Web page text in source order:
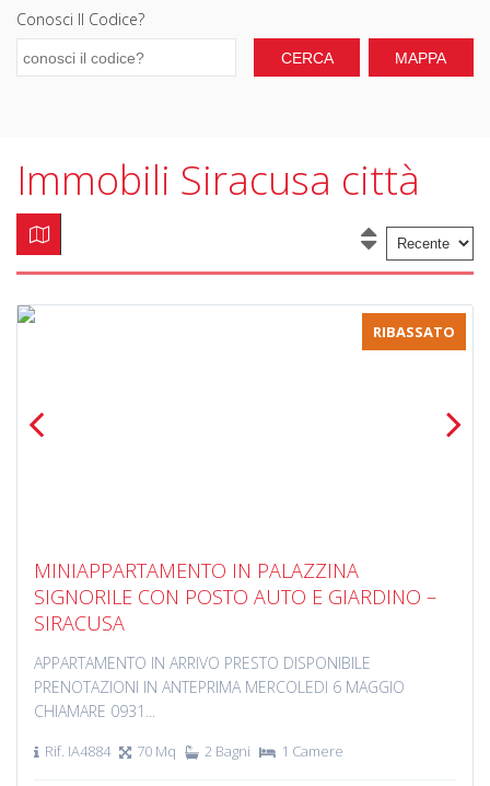
Conosci Il Codice?
Immobili Siracusa città
RIBASSATO
MINIAPPARTAMENTO IN PALAZZINA
SIGNORILE CON POSTO AUTO E GIARDINO –
SIRACUSA
APPARTAMENTO IN ARRIVO PRESTO DISPONIBILE
PRENOTAZIONI IN ANTEPRIMA MERCOLEDI 6 MAGGIO
CHIAMARE 0931...
Rif. IA4884 70 Mq 2 Bagni 1 Camere